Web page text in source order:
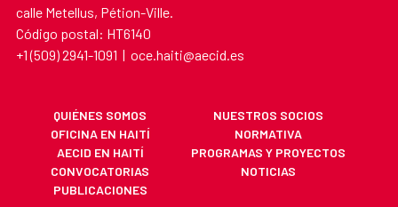
calle Metellus, Pétion-Ville.
Código postal: HT6140
+1 (509) 2941-1091 | oce.haiti@aecid.es
QUIÉNES SOMOS
NUESTROS SOCIOS
OFICINA EN HAITÍ
NORMATIVA
AECID EN HAITÍ
PROGRAMAS Y PROYECTOS
CONVOCATORIAS
NOTICIAS
PUBLICACIONES